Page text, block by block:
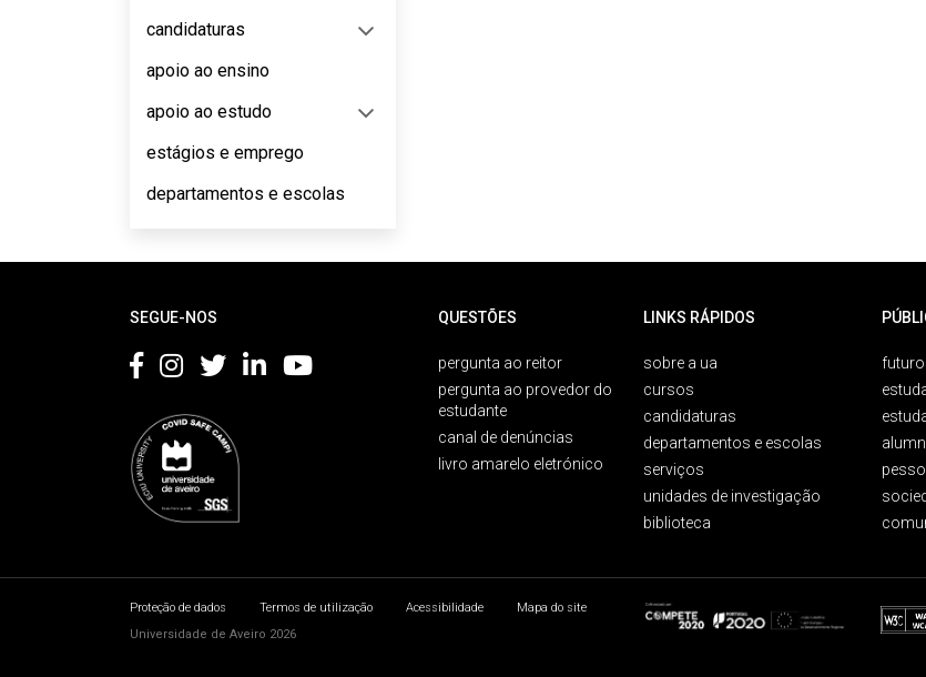
candidaturas
apoio ao ensino
apoio ao estudo
estágios e emprego
departamentos e escolas
SEGUE-NOS QUESTÕES
pergunta ao reitor
pergunta ao provedor do
estudante
canal de denúncias
livro amarelo eletrónico
LINKS RÁPIDOS
sobre a ua
cursos
candidaturas
departamentos e escolas
serviços
unidades de investigação
biblioteca
Proteção de dados Termos de utilização Acessibilidade
Mapa do site
Universidade de Aveiro 2026